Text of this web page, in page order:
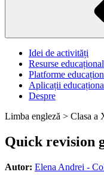
Idei de activități
Resurse
Platforme
Aplicații
Despre
Limba engleză > Clasa a
Quick revision
Autor: Elena Andrei -